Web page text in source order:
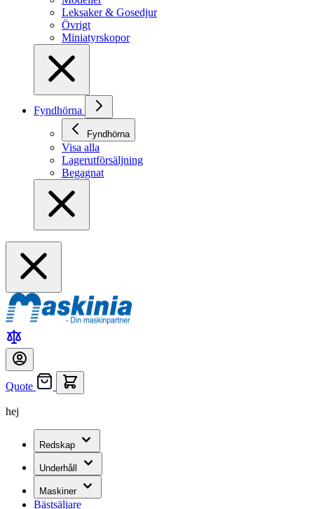
Leksaker & Gosedjur
Övrigt
Miniatyrskopor
Fyndhörna
Fyndhörna
Visa alla
Lagerutförsäljning
Begagnat
Quote
hej
Redskap
Underhåll
Maskiner
Bästsäljare